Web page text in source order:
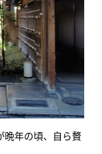
晩年の頃、自ら贅